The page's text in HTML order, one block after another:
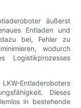
äußerst
Entladen und
bei, Fehler zu
wodurch
Logistikprozesses
Entladeroboters
Dieses
in bestehende